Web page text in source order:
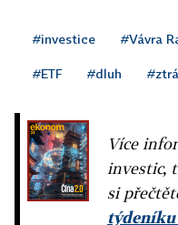
#investice #Vávra
#ETF #dluh
Více
investic,
si